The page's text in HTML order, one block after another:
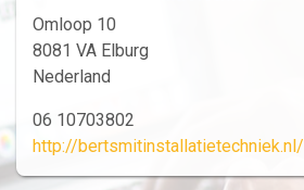
Omloop 10
8081 VA Elburg
Nederland
06 10703802
http://bertsmitinstallatietechniek.nl/